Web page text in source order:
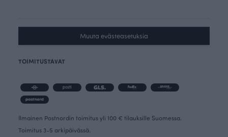
Muuta evästeasetuksia
TOIMITUSTAVAT
Ilmainen Postnordin toimitus yli 100 € tilauksille Suomessa.
Toimitus 3-5 arkipäivässä.